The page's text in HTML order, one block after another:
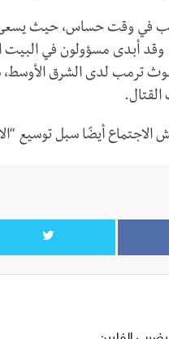
في وقت حساس، حيث يسعى
وقد أبدى مسؤولون في البيت
ترمب لدى الشرق
القتال.
الاجتماع أيضًا سبل توسيع